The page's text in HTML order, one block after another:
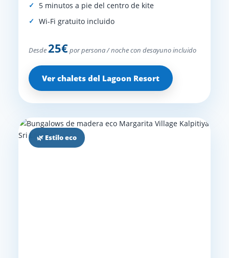
5 minutos a pie del centro de kite
Wi-Fi gratuito incluido
Desde25€por persona / noche con desayuno incluido
Ver chalets del Lagoon Resort
🌿 Estilo eco